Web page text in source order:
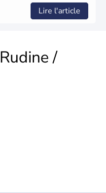
Lire l'article
Rudine /